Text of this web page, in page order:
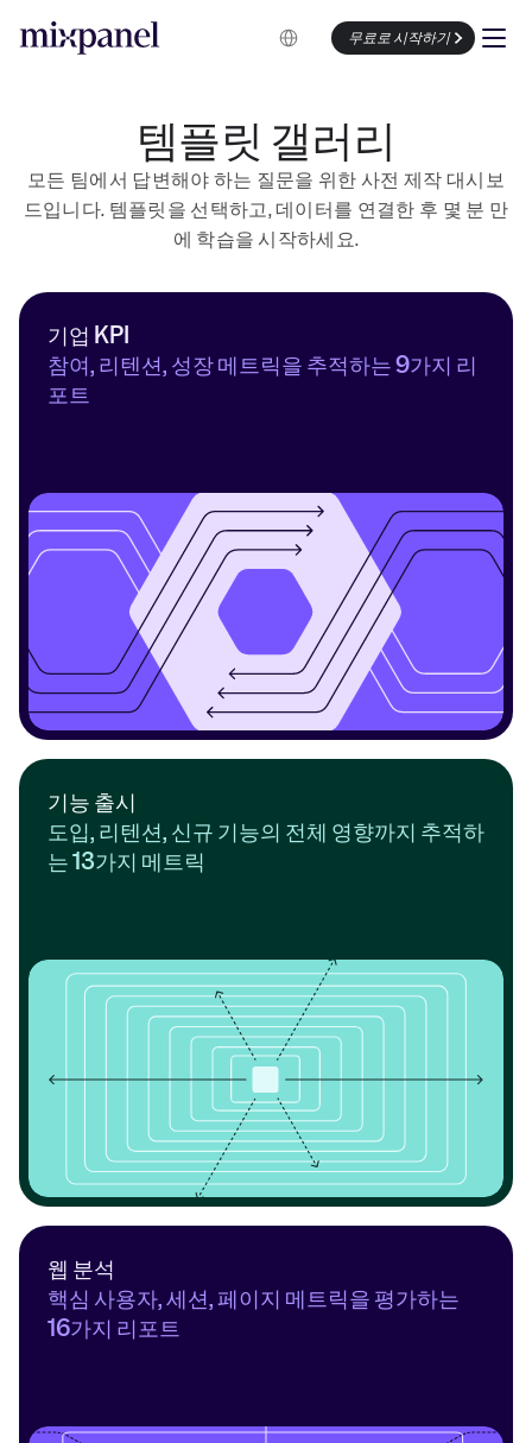
무료로 시작하기
Select Language
템플릿 갤러리
모든 팀에서 답변해야 하는 질문을 위한 사전 제작 대시보
드입니다. 템플릿을 선택하고, 데이터를 연결한 후 몇 분 만
에 학습을 시작하세요.
기업 KPI
참여, 리텐션, 성장 메트릭을 추적하는 9가지 리
포트
기능 출시
도입, 리텐션, 신규 기능의 전체 영향까지 추적하
는 13가지 메트릭
웹 분석
핵심 사용자, 세션, 페이지 메트릭을 평가하는
16가지 리포트